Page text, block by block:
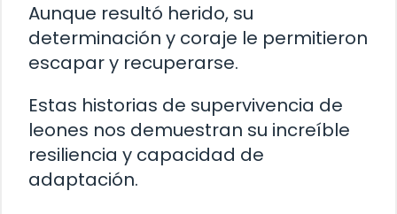
Aunque resultó herido, su
determinación y coraje le permitieron
escapar y recuperarse.
Estas historias de supervivencia de
leones nos demuestran su increíble
resiliencia y capacidad de
adaptación.